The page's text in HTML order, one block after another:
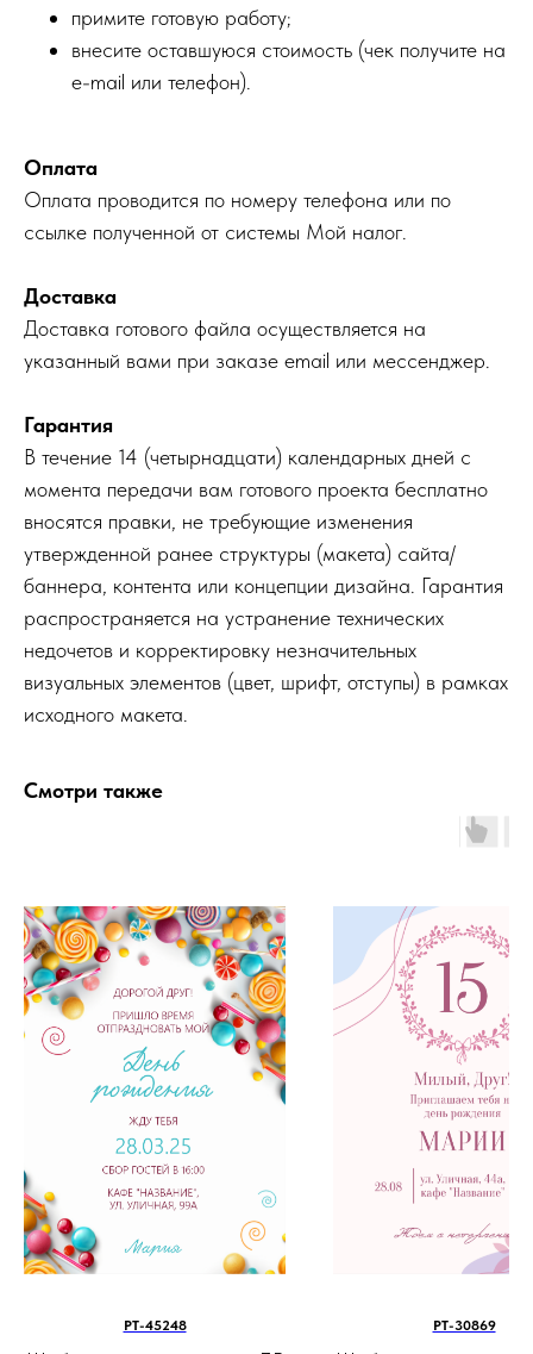
примите готовую работу;
внесите оставшуюся стоимость (чек получите на
e-mail или телефон).
Оплата
Оплата проводится по номеру телефона или по
ссылке полученной от системы Мой налог.
Доставка
Доставка готового файла осуществляется на
указанный вами при заказе email или мессенджер.
Гарантия
В течение 14 (четырнадцати) календарных дней с
момента передачи вам готового проекта бесплатно
вносятся правки, не требующие изменения
утвержденной ранее структуры (макета) сайта/
баннера, контента или концепции дизайна. Гарантия
распространяется на устранение технических
недочетов и корректировку незначительных
визуальных элементов (цвет, шрифт, отступы) в рамках
исходного макета.
Смотри также
PT-45248 PT-30869